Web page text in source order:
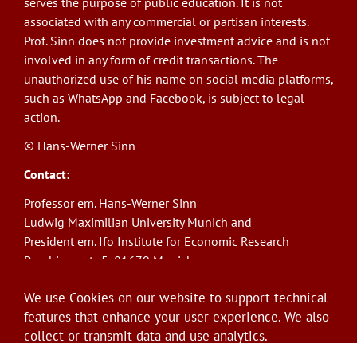
associated with any commercial or partisan interests.
Prof. Sinn does not provide investment advice and is not
involved in any form of credit transactions. The
unauthorized use of his name on social media platforms,
such as WhatsApp and Facebook, is subject to legal
action.
© Hans-Werner Sinn
Contact:
Professor em. Hans-Werner Sinn
Ludwig Maximilian University Munich and
President em. Ifo Institute for Economic Research
Poschingerstr. 5, 81679 Munich
E-Mail: sinn@ifo.de
Log in
We use Cookies on our website to support technical
features that enhance your user experience. We also
collect or transmit data and use analytics.